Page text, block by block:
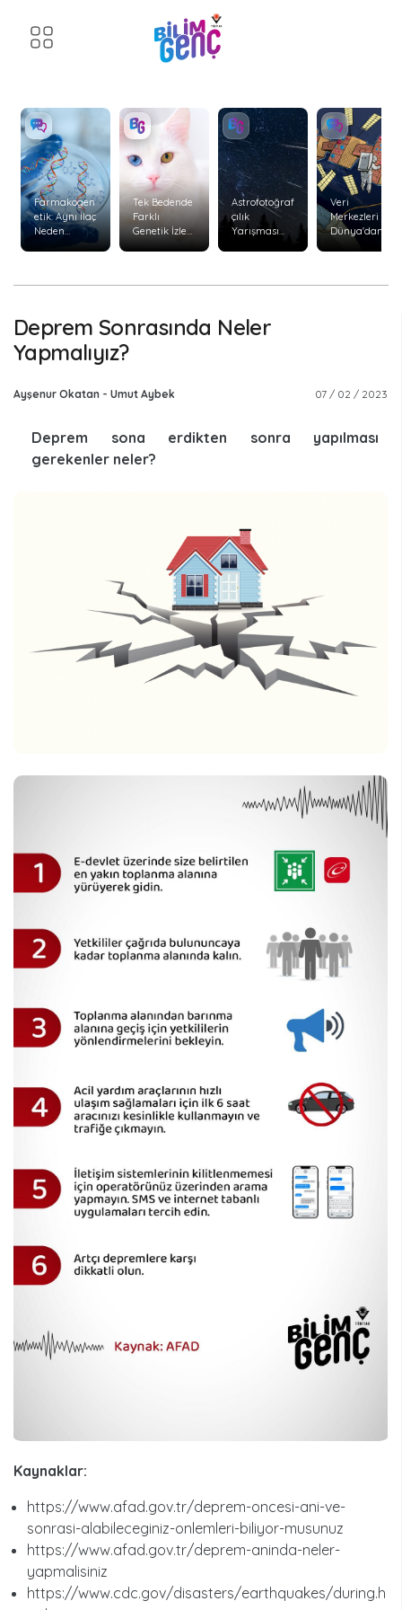
Farmakogen
etik: Aynı İlaç
Neden
?
Tek Bedende
Farklı
Genetik İzler:
Kimerizm
Astrofotoğraf
çılık
Yarışması
Veri
Merkezleri
Dünya'dan
Deprem Sonrasında Neler
Yapmalıyız?
Ayşenur Okatan - Umut Aybek 07 / 02 / 2023
Deprem sona erdikten sonra yapılması
gerekenler neler?
Kaynaklar:
https://www.afad.gov.tr/deprem-oncesi-ani-ve-
sonrasi-alabileceginiz-onlemleri-biliyor-musunuz
https://www.afad.gov.tr/deprem-aninda-neler-
yapmalisiniz
https://www.cdc.gov/disasters/earthquakes/during.h